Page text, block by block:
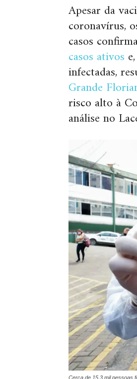
Apesar da
coronavírus,
casos
casos ativos
infectadas,
Grande
risco alto à
análise no
Cerca de 15,3 mil pessoas